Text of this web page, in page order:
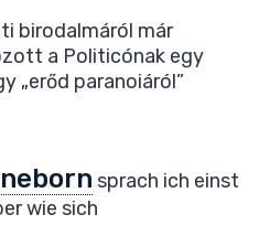
birodalmáról már
a Politicónak egy
„erőd paranoiáról”
sprach ich einst
wie sich